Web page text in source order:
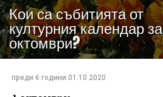
Кои са събитията от
културния календар за
октомври?
преди 6 години 01.10.2020